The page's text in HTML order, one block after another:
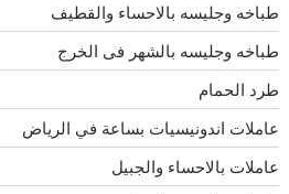
طباخه وجليسه بالاحساء والقطيف
طباخه وجليسه بالشهر فى الخرج
طرد الحمام
عاملات اندونيسيات بساعة في الرياض
عاملات بالاحساء والجبيل